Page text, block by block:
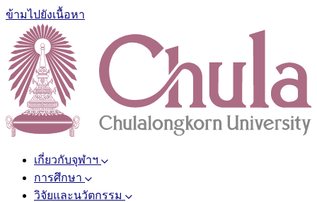
ข้ามไปยังเนื้อหา
เกี่ยวกับจุฬาฯ
การศึกษา
วิจัยและนวัตกรรม